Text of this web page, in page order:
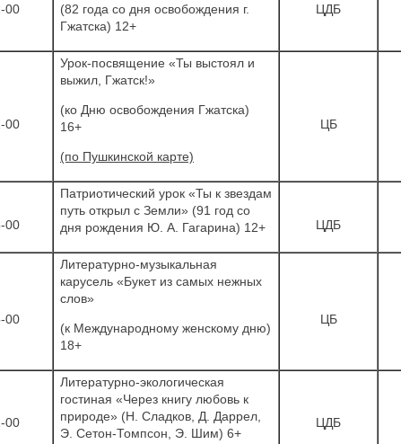
00
(82 года со дня освобождения г.
Гжатска) 12+
ЦДБ
00
Урок-посвящение «Ты выстоял и
выжил, Гжатск!»
(ко Дню освобождения Гжатска)
16+
(по Пушкинской карте)
ЦБ
00
Патриотический урок «Ты к звездам
путь открыл с Земли» (91 год со
дня рождения Ю. А. Гагарина) 12+
ЦДБ
00
Литературно-музыкальная
карусель «Букет из самых нежных
слов»
(к Международному женскому дню)
18+
ЦБ
00
Литературно-экологическая
гостиная «Через книгу любовь к
природе» (Н. Сладков, Д. Даррел,
Э. Сетон-Томпсон, Э. Шим) 6+
ЦДБ